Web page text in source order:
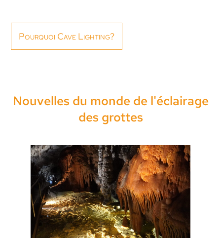
Pourquoi Cave Lighting?
Nouvelles du monde de l'éclairage
des grottes